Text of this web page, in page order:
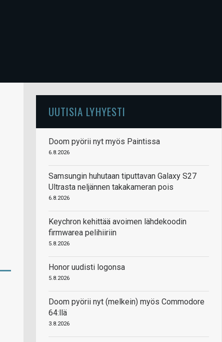
UUTISIA LYHYESTI
Doom pyörii nyt myös Paintissa
6.8.2026
Samsungin huhutaan tiputtavan Galaxy S27
Ultrasta neljännen takakameran pois
6.8.2026
Keychron kehittää avoimen lähdekoodin
firmwarea pelihiiriin
5.8.2026
Honor uudisti logonsa
5.8.2026
Doom pyörii nyt (melkein) myös Commodore
64:llä
3.8.2026